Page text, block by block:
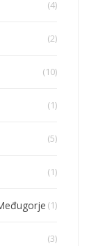
(4)
(2)
(10)
(1)
(5)
(1)
(1)
(3)